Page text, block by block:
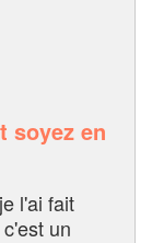
soyez en
l'ai fait
un